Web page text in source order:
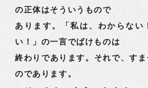
の正体はそういうもので
あります。「私は、わからない
い！」の一言でばけものは
終わりであります。それで、す
のであります。